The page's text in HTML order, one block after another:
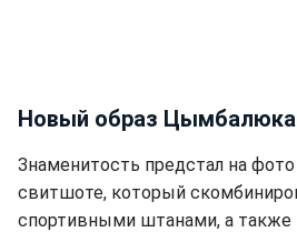
Новый образ Цымбалюка
Знаменитость предстал на
свитшоте, который
спортивными штанами, а также